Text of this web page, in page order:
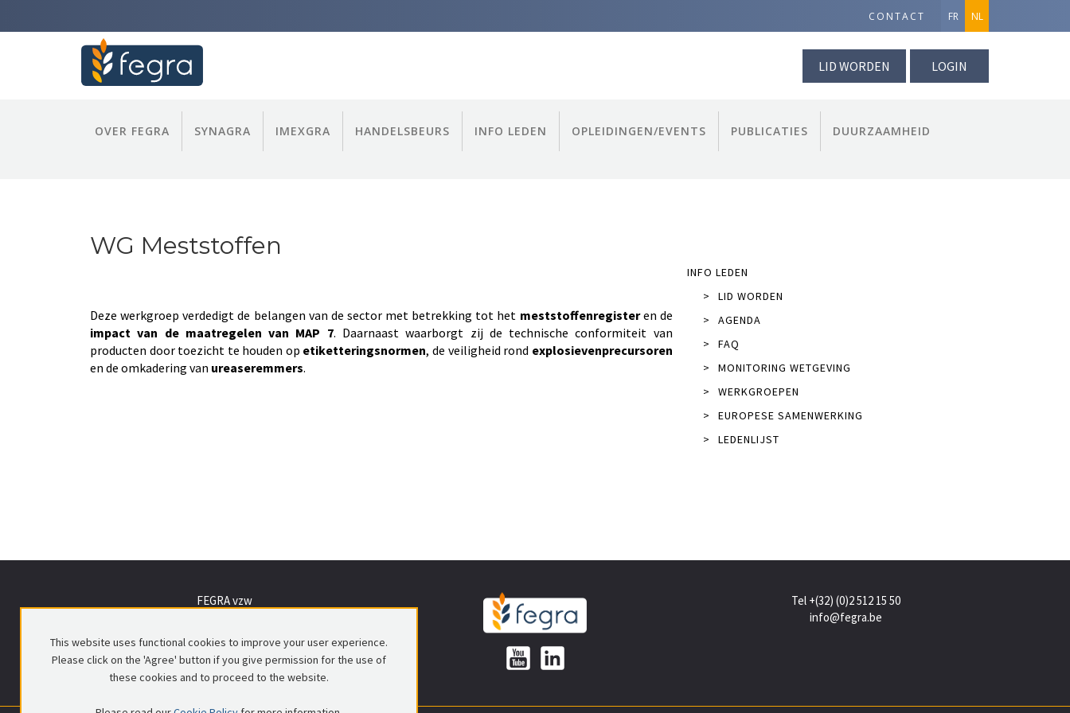
CONTACT FR NL
LID WORDEN LOGIN
OVER FEGRA SYNAGRA IMEXGRA HANDELSBEURS INFO LEDEN OPLEIDINGEN/EVENTS PUBLICATIES DUURZAAMHEID
WG Meststoffen
Deze werkgroep verdedigt de belangen van de sector met betrekking tot het meststoffenregisteren de
impact van de maatregelen van MAP 7. Daarnaast waarborgt zij de technische conformiteit van
producten door toezicht te houden op etiketteringsnormen, de veiligheid rond explosievenprecursoren
en de omkadering van ureaseremmers.
INFO LEDEN
>
LID WORDEN
>
AGENDA
>
FAQ
>
MONITORING WETGEVING
>
WERKGROEPEN
>
EUROPESE SAMENWERKING
>
LEDENLIJST
FEGRA vzw
Tel +(32) (0)2 512 15 50
info@fegra.be
This website uses functional cookies to improve your user experience.
Please click on the 'Agree' button if you give permission for the use of
these cookies and to proceed to the website.